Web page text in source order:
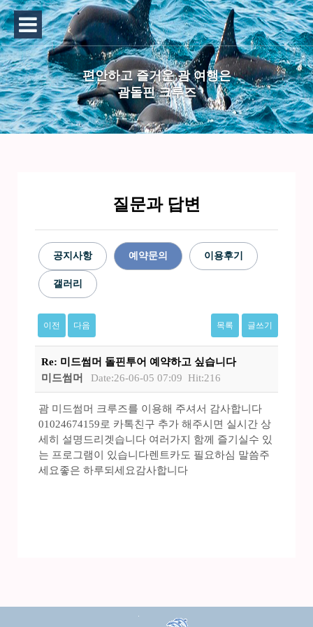
편안하고 즐거운 괌 여행은
괌돌핀 크루즈
질문과 답변
공지사항 예약문의 이용후기
갤러리
이전 다음 목록 글쓰기
Re: 미드썸머 돌핀투어 예약하고 싶습니다
미드썸머
Date:26-06-05 07:09 Hit:216
괌 미드썸머 크루즈를 이용해 주셔서 감사합니다
01024674159로 카톡친구 추가 해주시면 실시간 상
세히 설명드리겟습니다 여러가지 함께 즐기실수 있
는 프로그램이 있습니다렌트카도 필요하심 말씀주
세요좋은 하루되세요감사합니다